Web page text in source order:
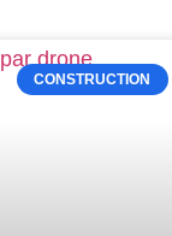
CONSTRUCTION